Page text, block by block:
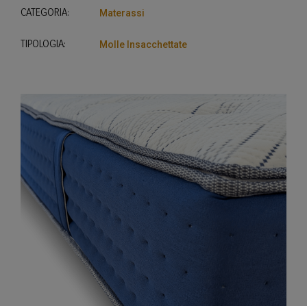
CATEGORIA: Materassi
TIPOLOGIA: Molle Insacchettate